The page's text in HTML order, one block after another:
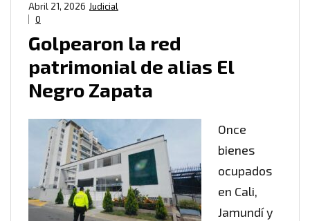
Judicial
Abril 21, 2026
0
Golpearon la red
patrimonial de alias El
Negro Zapata
Once
bienes
ocupados
en Cali,
Jamundí y